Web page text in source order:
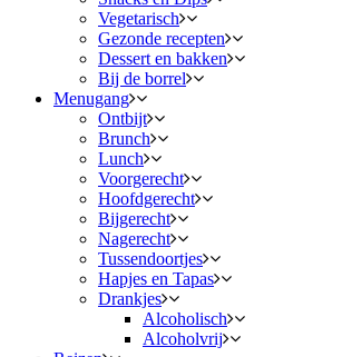
Vegetarisch
Gezonde recepten
Dessert en bakken
Bij de borrel
Menugang
Ontbijt
Brunch
Lunch
Voorgerecht
Hoofdgerecht
Bijgerecht
Nagerecht
Tussendoortjes
Hapjes en Tapas
Drankjes
Alcoholisch
Alcoholvrij